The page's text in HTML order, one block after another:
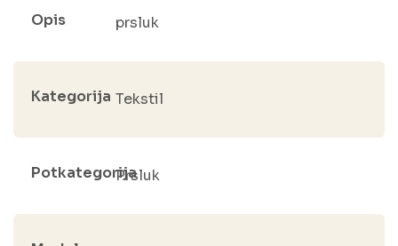
Opis prsluk
Kategorija Tekstil
PotkategorijaPrsluk